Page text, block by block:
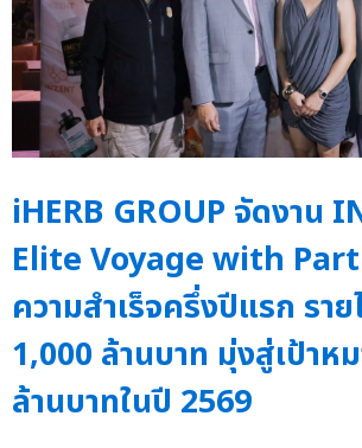
iHERB GROUP จัดงาน
Elite Voyage with
ความสำเร็จครึ่งปีแรก ราย
1,000 ล้านบาท มุ่งสู่เป้าห
ล้านบาทในปี 2569